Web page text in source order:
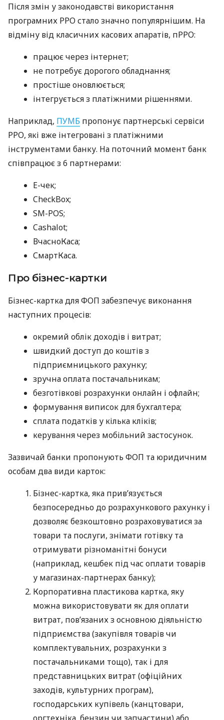
Після змін у законодавстві використання
програмних РРО стало значно популярнішим. На
відміну від класичних касових апаратів, пРРО:
працює через інтернет;
не потребує дорогого обладнання;
простіше оновлюється;
інтегрується з платіжними рішеннями.
Наприклад, ПУМБ пропонує партнерські сервіси
РРО, які вже інтегровані з платіжними
інструментами банку. На поточний момент банк
співпрацює з 6 партнерами:
E-чек;
CheckBox;
SM-POS;
Cashalot;
ВчасноКаса;
СмартКаса.
Про бізнес-картки
Бізнес-картка для ФОП забезпечує виконання
наступних процесів:
окремий облік доходів і витрат;
швидкий доступ до коштів з
підприємницького рахунку;
зручна оплата постачальникам;
безготівкові розрахунки онлайн і офлайн;
формування виписок для бухгалтера;
сплата податків у кілька кліків;
керування через мобільний застосунок.
Зазвичай банки пропонують ФОП та юридичним
особам два види карток:
Бізнес-картка, яка прив’язується
безпосередньо до розрахункового рахунку і
дозволяє безкоштовно розраховуватися за
товари та послуги, знімати готівку та
отримувати різноманітні бонуси
(наприклад, кешбек під час оплати товарів
у магазинах-партнерах банку);
Корпоративна пластикова картка, яку
можна використовувати як для оплати
витрат, пов’язаних з основною діяльністю
підприємства (закупівля товарів чи
комплектувальних, розрахунки з
постачальниками тощо), так і для
представницьких витрат (офіційних
заходів, культурних програм),
господарських купівель (канцтовари,